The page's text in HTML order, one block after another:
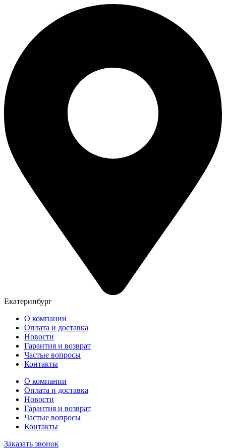
содержимому
Екатеринбург
О компании
Оплата и доставка
Новости
Гарантия и возврат
Частые вопросы
Контакты
О компании
Оплата и доставка
Новости
Гарантия и возврат
Частые вопросы
Контакты
Заказать звонок